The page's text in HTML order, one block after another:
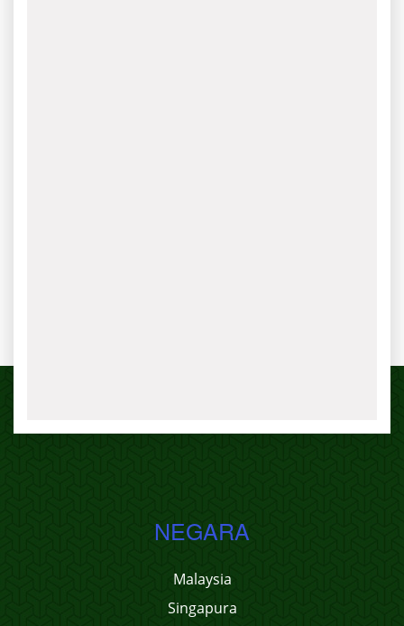
NEGARA
Malaysia
Singapura